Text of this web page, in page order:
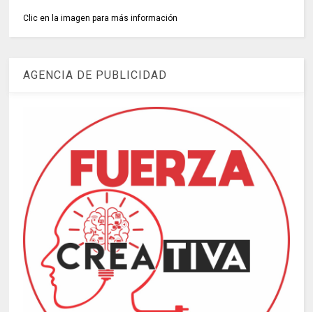
Clic en la imagen para más información
AGENCIA DE PUBLICIDAD